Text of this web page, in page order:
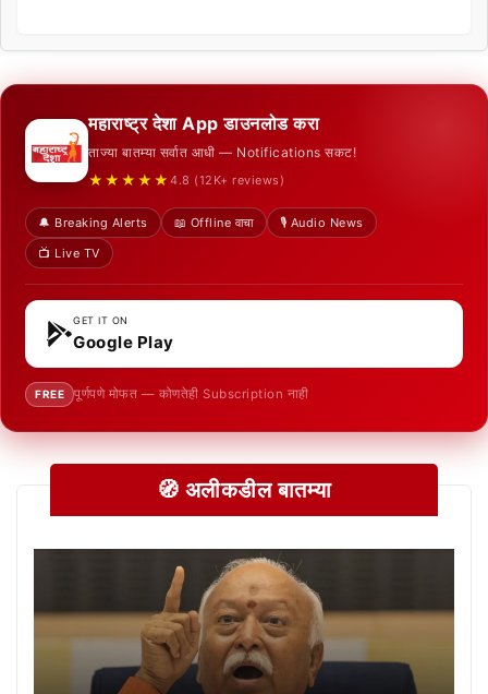
महाराष्ट्र देशा App डाउनलोड करा
ताज्या बातम्या सर्वात आधी — Notifications सकट!
★★★★★ 4.8 (12K+ reviews)
🔔 Breaking Alerts 📖 Offline वाचा
🎙️ Audio News
📺 Live TV
GET IT ON
Google Play
FREE पूर्णपणे मोफत — कोणतेही Subscription नाही
🧭 अलीकडील बातम्या